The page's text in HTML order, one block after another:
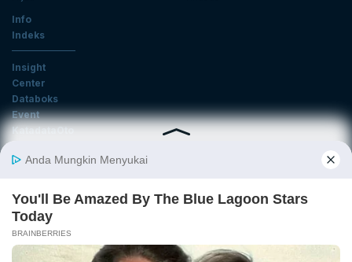
Info
Indeks
Insight
Center
Databoks
Event
KatadataOto
Email
Daftar